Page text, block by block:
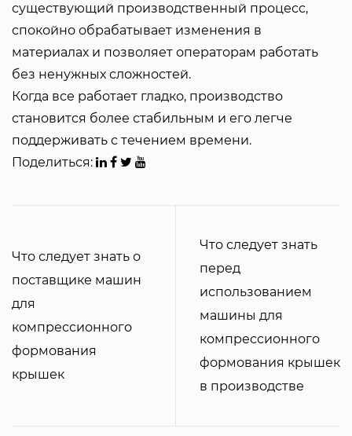
существующий производственный процесс,
спокойно обрабатывает изменения в
материалах и позволяет операторам работать
без ненужных сложностей.
Когда все работает гладко, производство
становится более стабильным и его легче
поддерживать с течением времени.
Поделиться:
Что следует знать о
поставщике машин
для
компрессионного
формования
крышек
Что следует знать
перед
использованием
машины для
компрессионного
формования крышек
в производстве